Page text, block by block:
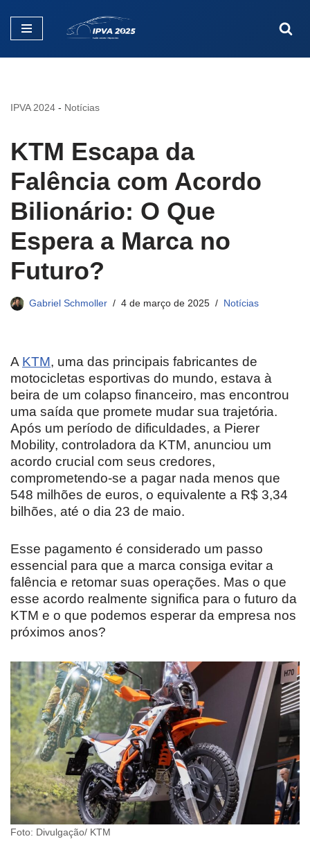
Pular
IPVA 2024 - Notícias
KTM Escapa da
Falência com Acordo
Bilionário: O Que
Espera a Marca no
Futuro?
Gabriel Schmoller 4 de março de 2025 Notícias
A KTM, uma das principais fabricantes de
motocicletas esportivas do mundo, estava à
beira de um colapso financeiro, mas encontrou
uma saída que promete mudar sua trajetória.
Após um período de dificuldades, a Pierer
Mobility, controladora da KTM, anunciou um
acordo crucial com seus credores,
comprometendo-se a pagar nada menos que
548 milhões de euros, o equivalente a R$ 3,34
bilhões, até o dia 23 de maio.
Esse pagamento é considerado um passo
essencial para que a marca consiga evitar a
falência e retomar suas operações. Mas o que
esse acordo realmente significa para o futuro da
KTM e o que podemos esperar da empresa nos
próximos anos?
Foto: Divulgação/ KTM